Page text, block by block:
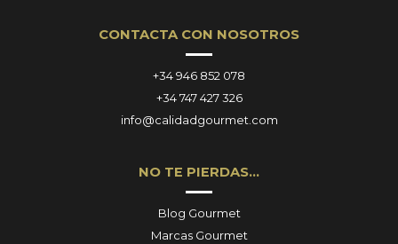
CONTACTA CON NOSOTROS
+34 946 852 078
+34 747 427 326
info@calidadgourmet.com
NO TE PIERDAS…
Blog Gourmet
Marcas Gourmet